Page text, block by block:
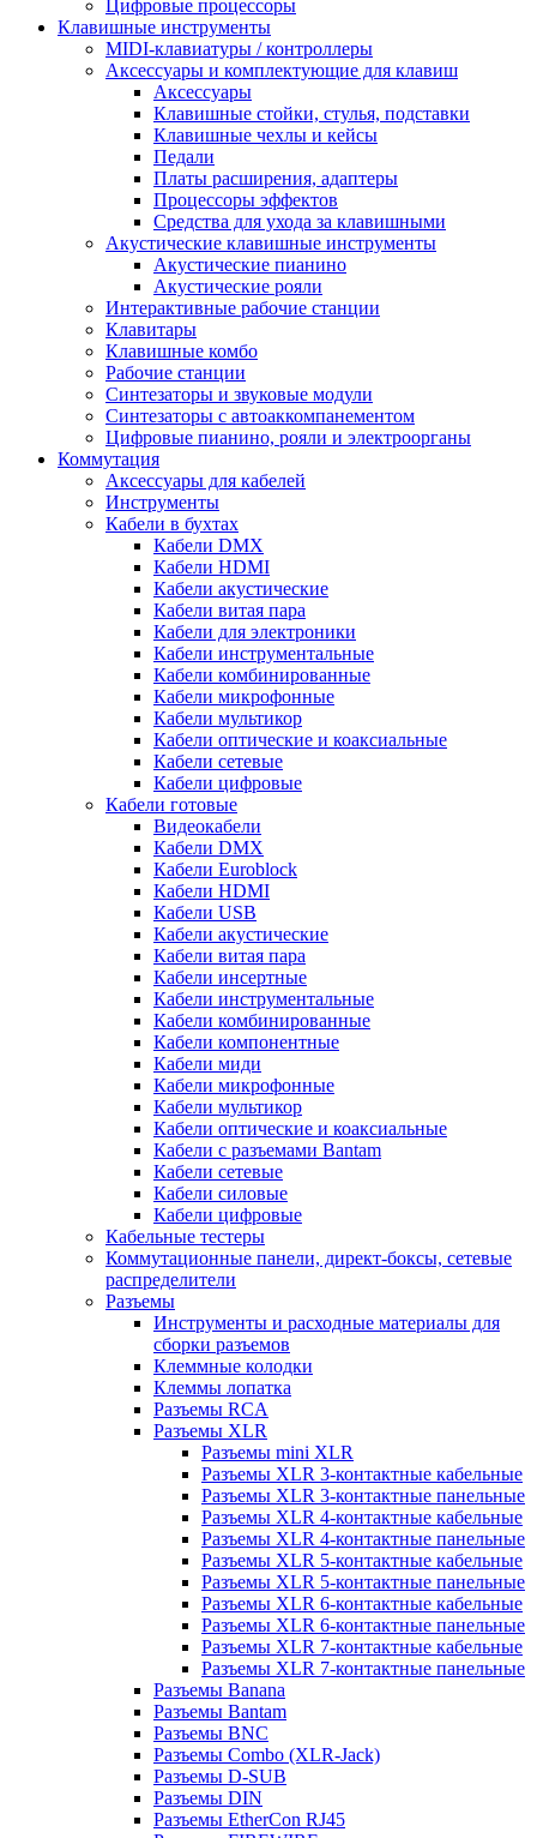
Цифровые процессоры
Клавишные инструменты
MIDI-клавиатуры / контроллеры
Аксессуары и комплектующие для клавиш
Аксессуары
Клавишные стойки, стулья, подставки
Клавишные чехлы и кейсы
Педали
Платы расширения, адаптеры
Процессоры эффектов
Средства для ухода за клавишными
Акустические клавишные инструменты
Акустические пианино
Акустические рояли
Интерактивные рабочие станции
Клавитары
Клавишные комбо
Рабочие станции
Синтезаторы и звуковые модули
Синтезаторы с автоаккомпанементом
Цифровые пианино, рояли и электроорганы
Коммутация
Аксессуары для кабелей
Инструменты
Кабели в бухтах
Кабели DMX
Кабели HDMI
Кабели акустические
Кабели витая пара
Кабели для электроники
Кабели инструментальные
Кабели комбинированные
Кабели микрофонные
Кабели мультикор
Кабели оптические и коаксиальные
Кабели сетевые
Кабели цифровые
Кабели готовые
Видеокабели
Кабели DMX
Кабели Euroblock
Кабели HDMI
Кабели USB
Кабели акустические
Кабели витая пара
Кабели инсертные
Кабели инструментальные
Кабели комбинированные
Кабели компонентные
Кабели миди
Кабели микрофонные
Кабели мультикор
Кабели оптические и коаксиальные
Кабели с разъемами Bantam
Кабели сетевые
Кабели силовые
Кабели цифровые
Кабельные тестеры
Коммутационные панели, директ-боксы, сетевые
распределители
Разъемы
Инструменты и расходные материалы для
сборки разъемов
Клеммные колодки
Клеммы лопатка
Разъемы RCA
Разъемы XLR
Разъемы mini XLR
Разъемы XLR 3-контактные кабельные
Разъемы XLR 3-контактные панельные
Разъемы XLR 4-контактные кабельные
Разъемы XLR 4-контактные панельные
Разъемы XLR 5-контактные кабельные
Разъемы XLR 5-контактные панельные
Разъемы XLR 6-контактные кабельные
Разъемы XLR 6-контактные панельные
Разъемы XLR 7-контактные кабельные
Разъемы XLR 7-контактные панельные
Разъемы Banana
Разъемы Bantam
Разъемы BNC
Разъемы Combo (XLR-Jack)
Разъемы D-SUB
Разъемы DIN
Разъемы EtherCon RJ45